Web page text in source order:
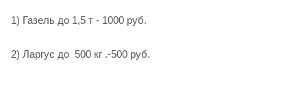
1) Газель до 1,5 т - 1000 руб.
2) Ларгус до 500 кг .-500 руб.